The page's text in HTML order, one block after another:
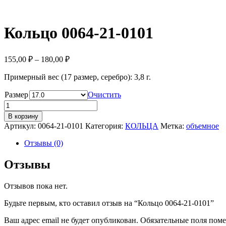
Кольцо 0064-21-0101
155,00 ₽ – 180,00 ₽
Примерный вес (17 размер, серебро): 3,8 г.
Размер
Очистить
Количество
Кольцо
0064-
21-
0101
В корзину
Артикул: 0064-21-0101 Категория: КОЛЬЦА Метка: объемное
Отзывы (0)
Отзывы
Отзывов пока нет.
Будьте первым, кто оставил отзыв на “Кольцо 0064-21-0101”
Ваш адрес email не будет опубликован. Обязательные поля